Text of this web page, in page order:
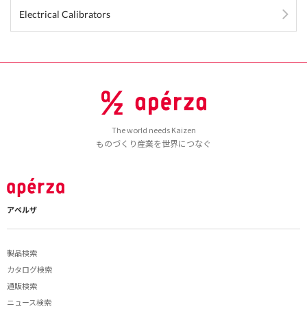
Electrical Calibrators
The world needs Kaizen
ものづくり産業を世界につなぐ
アペルザ
製品検索
カタログ検索
通販検索
ニュース検索